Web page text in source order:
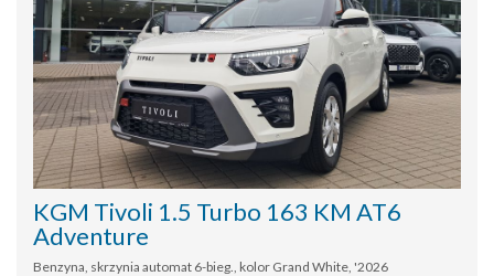
KGM Tivoli 1.5 Turbo 163 KM AT6
Adventure
Benzyna, skrzynia automat 6-bieg., kolor Grand White, '2026